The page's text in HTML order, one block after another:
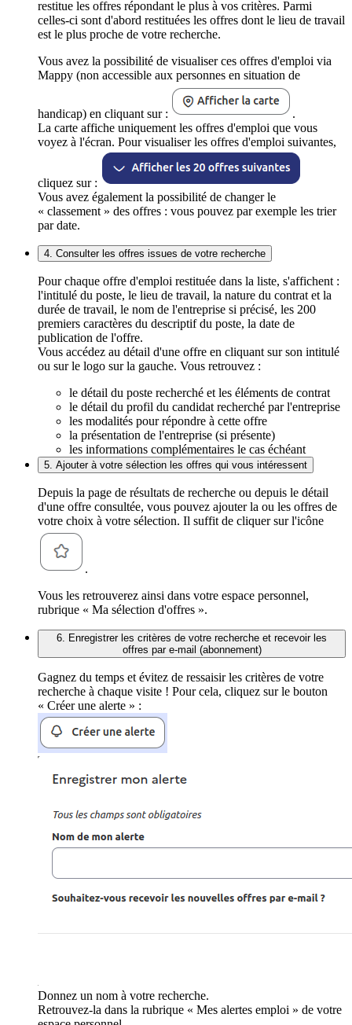
restitue les offres répondant le plus à vos critères. Parmi
celles-ci sont d'abord restituées les offres dont le lieu de travail
est le plus proche de votre recherche.
Vous avez la possibilité de visualiser ces offres d'emploi via
Mappy (non accessible aux personnes en situation de
handicap) en cliquant sur :
.
La carte affiche uniquement les offres d'emploi que vous
voyez à l'écran. Pour visualiser les offres d'emploi suivantes,
cliquez sur :
Vous avez également la possibilité de changer le
« classement » des offres : vous pouvez par exemple les trier
par date.
4. Consulter les offres issues de votre recherche
Pour chaque offre d'emploi restituée dans la liste, s'affichent :
l'intitulé du poste, le lieu de travail, la nature du contrat et la
durée de travail, le nom de l'entreprise si précisé, les 200
premiers caractères du descriptif du poste, la date de
publication de l'offre.
Vous accédez au détail d'une offre en cliquant sur son intitulé
ou sur le logo sur la gauche. Vous retrouvez :
le détail du poste recherché et les éléments de contrat
le détail du profil du candidat recherché par l'entreprise
les modalités pour répondre à cette offre
la présentation de l'entreprise (si présente)
les informations complémentaires le cas échéant
5. Ajouter à votre sélection les offres qui vous intéressent
Depuis la page de résultats de recherche ou depuis le détail
d'une offre consultée, vous pouvez ajouter la ou les offres de
votre choix à votre sélection. Il suffit de cliquer sur l'icône
.
Vous les retrouverez ainsi dans votre espace personnel,
rubrique « Ma sélection d'offres ».
6. Enregistrer les critères de votre recherche et recevoir les
offres par e-mail (abonnement)
Gagnez du temps et évitez de ressaisir les critères de votre
recherche à chaque visite ! Pour cela, cliquez sur le bouton
« Créer une alerte » :
Donnez un nom à votre recherche.
Retrouvez-la dans la rubrique « Mes alertes emploi » de votre